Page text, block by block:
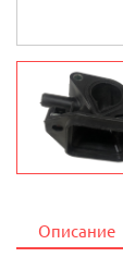
Описание